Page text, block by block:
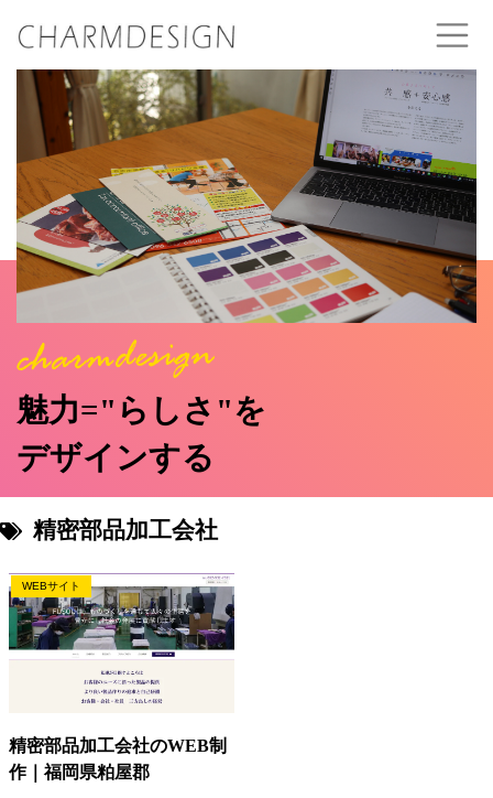
魅力="らしさ"を
デザインする
精密部品加工会社
WEBサイト
精密部品加工会社のWEB制
作｜福岡県粕屋郡